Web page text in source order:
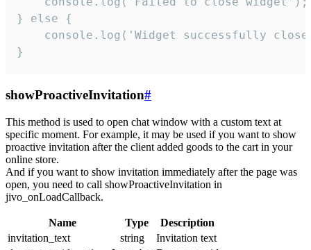
} else {
console.log('Widget successfully
}
showProactiveInvitation#
This method is used to open chat window with a custom text at
specific moment. For example, it may be used if you want to show
proactive invitation after the client added goods to the cart in your
online store.
And if you want to show invitation immediately after the page was
open, you need to call showProactiveInvitation in
jivo_onLoadCallback.
Name Type
Description
invitation_text
string
Invitation text